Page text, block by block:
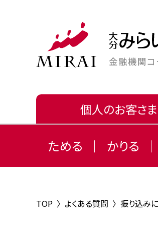
金融機関コ
個人のお客さま
ためる かりる
TOP 〉 よくある質問 〉 振り込み